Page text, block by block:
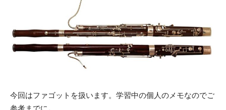
今回はファゴットを扱います。学習中の個人のメモなのでご